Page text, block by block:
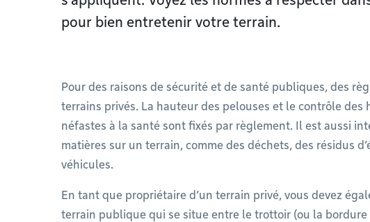
pour bien entretenir votre terrain.
Pour des raisons de sécurité et de santé publiques, des
terrains privés. La hauteur des pelouses et le contrôle des
néfastes à la santé sont fixés par règlement. Il est aussi
matières sur un terrain, comme des déchets, des résidus
véhicules.
En tant que propriétaire d’un terrain privé, vous devez
terrain publique qui se situe entre le trottoir (ou la